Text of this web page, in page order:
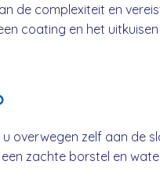
de complexiteit en
coating en het
overwegen zelf aan de
zachte borstel en